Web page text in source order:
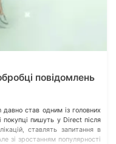
повідомлень
став одним із головних
покупці пишуть у Direct після
ставлять запитання в
зі зростанням популярності